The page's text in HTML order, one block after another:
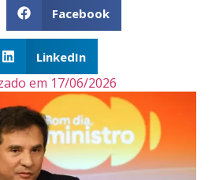
Facebook
LinkedIn
em 17/06/2026